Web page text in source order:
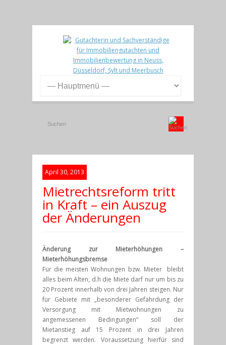
April 30, 2013
Mietrechtsreform tritt
in Kraft – ein Auszug
der Änderungen
Änderung zur Mieterhöhungen –
Mieterhöhungsbremse
Für die meisten Wohnungen bzw. Mieter bleibt
alles beim Alten, d.h die Miete darf nur um bis zu
20 Prozent innerhalb von drei Jahren steigen. Nur
für Gebiete mit „besonderer Gefährdung der
Versorgung mit Mietwohnungen zu
angemessenen Bedingungen“ soll der
Mietanstieg auf 15 Prozent in drei Jahren
begrenzt werden. Voraussetzung hierfür sind